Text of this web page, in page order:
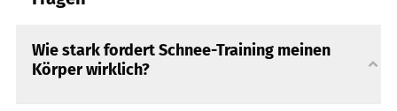
Wie stark fordert Schnee-Training meinen
Körper wirklich?